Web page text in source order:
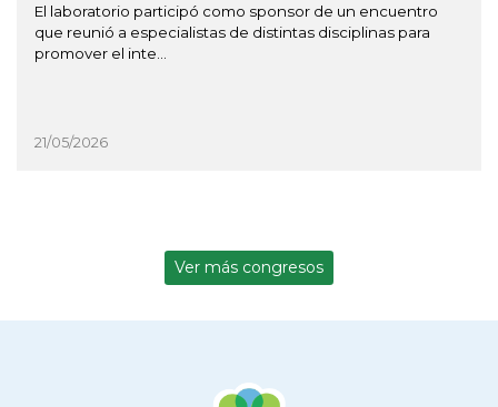
El laboratorio participó como sponsor de un encuentro
que reunió a especialistas de distintas disciplinas para
promover el inte...
21/05/2026
Ver más congresos